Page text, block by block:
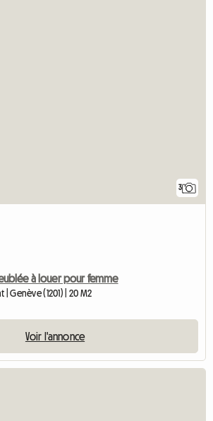
3
à louer pour femme
Genève (1201) | 20 M2
Voir l'annonce